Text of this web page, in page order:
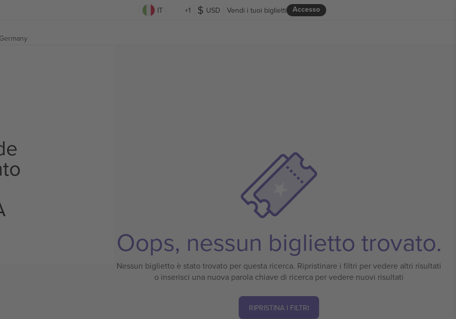
IT +1 USD Accesso
Vendi i tuoi biglietti
Oops, nessun biglietto trovato.
Nessun biglietto è stato trovato per questa ricerca. Ripristinare i filtri per vedere altri risultati
o inserisci una nuova parola chiave di ricerca per vedere nuovi risultati
RIPRISTINA I FILTRI